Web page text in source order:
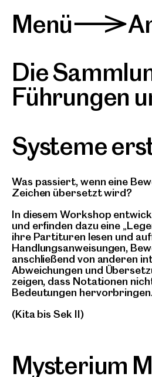
Menü>
Die
Führungen
Systeme
Was passiert, wenn eine
Zeichen übersetzt wird?
In diesem Workshop
und erfinden dazu eine
ihre Partituren lesen und
Handlungsanweisungen,
anschließend von anderen
Abweichungen und
zeigen, dass Notationen
Bedeutungen
(Kita bis Sek II)
Mysterium